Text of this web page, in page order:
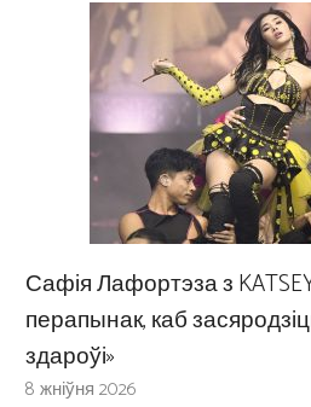
Сафія Лафортэза з
перапынак, каб
здароўі»
8 жніўня 2026